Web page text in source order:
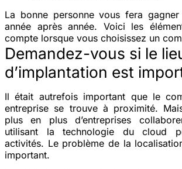
La bonne personne vous fera
année après année. Voici les
compte lorsque vous choisissez un
Demandez-vous si le
d’implantation est
Il était autrefois important que le
entreprise se trouve à proximité.
plus en plus d’entreprises
utilisant la technologie du cloud
activités. Le problème de la
important.